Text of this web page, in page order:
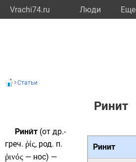
Vrachi74.ru Люди Eще
Статьи
Ринит
Ринит
Рини́т (от др.-
греч. ῥίς, род. п.
ῥινός — нос) —